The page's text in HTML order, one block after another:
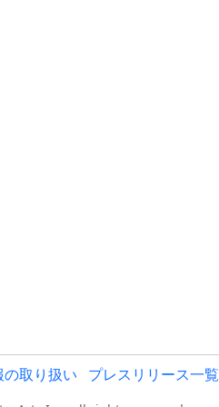
取り扱い プレスリリース一覧